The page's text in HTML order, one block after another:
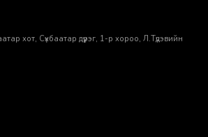
хот, Сүхбаатар дүүрэг, 1-р хороо, ​Л.Түдэвийн